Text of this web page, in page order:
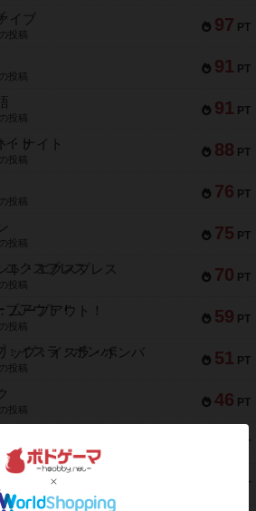
97 PT
イブ
投稿
91 PT
投稿
91 PT
投稿
88 PT
・ナイト
投稿
76 PT
投稿
75 PT
投稿
70 PT
ト・エクスプレス
投稿
59 PT
ムーブアウト！
投稿
51 PT
ップ：イスラ・ボンバ
投稿
46 PT
投稿
PT
の投稿
PT
の投稿